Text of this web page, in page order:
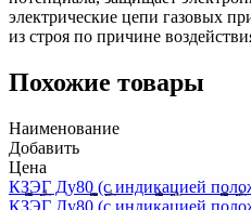
электрические цепи газовых
из строя по причине
Похожие товары
Наименование
Добавить
Цена
КЗЭГ Ду80 (с индикацией
КЗЭГ Ду80 (с индикацией